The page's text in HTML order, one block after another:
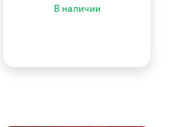
В наличии